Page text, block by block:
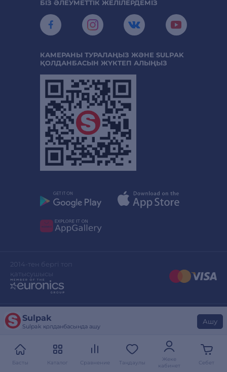
Sulpak
Sulpak қолданбасында ашу
Ашу
Басты Каталог Сравнение Таңдаулы
Жеке
кабинет
Себет
БІЗ ӘЛЕУМЕТТІК ЖЕЛІЛЕРДЕМІЗ
КАМЕРАНЫ ТУРАЛАҢЫЗ ЖӘНЕ SULPAK
ҚОЛДАНБАСЫН ЖҮКТЕП АЛЫҢЫЗ
2014-тен бергі топ
қатысушысы
Сайтты әзірлеген